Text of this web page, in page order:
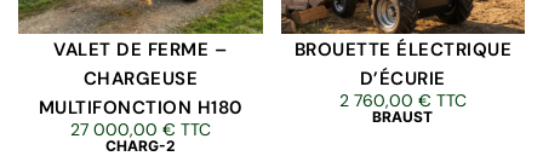
VALET DE FERME –
CHARGEUSE
MULTIFONCTION H180
27 000,00 € TTC
CHARG-2
BROUETTE ÉLECTRIQUE
D’ÉCURIE
2 760,00 € TTC
BRAUST